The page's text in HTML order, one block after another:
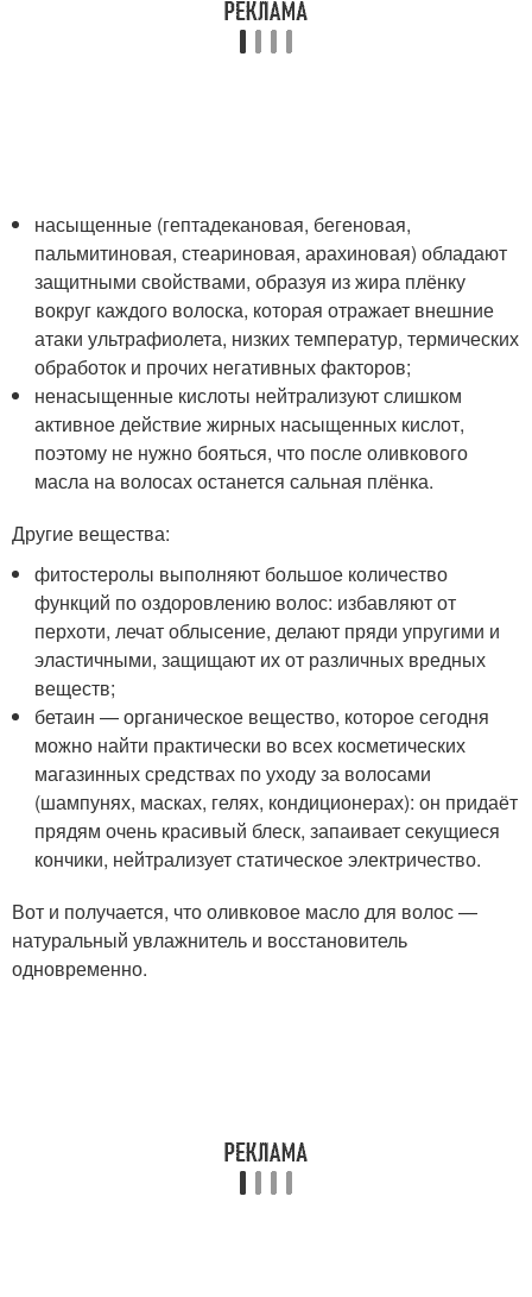
насыщенные (гептадекановая, бегеновая,
пальмитиновая, стеариновая, арахиновая) обладают
защитными свойствами, образуя из жира плёнку
вокруг каждого волоска, которая отражает внешние
атаки ультрафиолета, низких температур, термических
обработок и прочих негативных факторов;
ненасыщенные кислоты нейтрализуют слишком
активное действие жирных насыщенных кислот,
поэтому не нужно бояться, что после оливкового
масла на волосах останется сальная плёнка.
Другие вещества:
фитостеролы выполняют большое количество
функций по оздоровлению волос: избавляют от
перхоти, лечат облысение, делают пряди упругими и
эластичными, защищают их от различных вредных
веществ;
бетаин — органическое вещество, которое сегодня
можно найти практически во всех косметических
магазинных средствах по уходу за волосами
(шампунях, масках, гелях, кондиционерах): он придаёт
прядям очень красивый блеск, запаивает секущиеся
кончики, нейтрализует статическое электричество.
Вот и получается, что оливковое масло для волос —
натуральный увлажнитель и восстановитель
одновременно.